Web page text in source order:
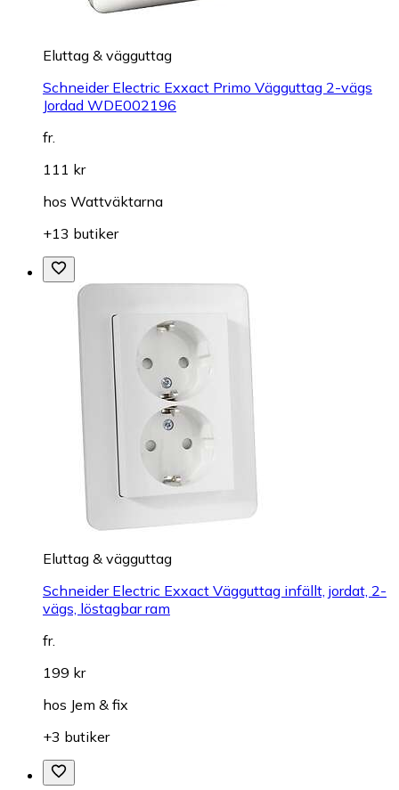
Eluttag & vägguttag
Schneider Electric Exxact Primo Vägguttag 2-vägs
Jordad WDE002196
fr.
111 kr
hos Wattväktarna
+13 butiker
Eluttag & vägguttag
Schneider Electric Exxact Vägguttag infällt, jordat, 2-
vägs, löstagbar ram
fr.
199 kr
hos Jem & fix
+3 butiker